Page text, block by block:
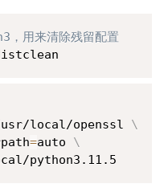
，用来清除残留配置
local/openssl \
=auto \
python3.11.5